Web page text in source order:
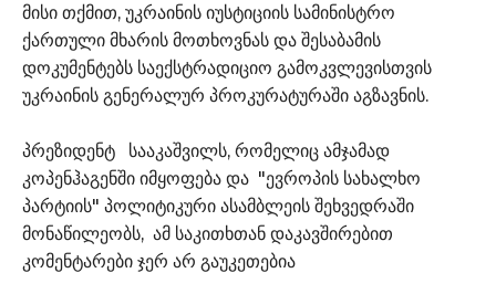
მისი თქმით, უკრაინის იუსტიციის სამინისტრო
ქართული მხარის მოთხოვნას და შესაბამის
დოკუმენტებს საექსტრადიციო გამოკვლევისთვის
უკრაინის გენერალურ პროკურატურაში აგზავნის.
პრეზიდენტ სააკაშვილს, რომელიც ამჯამად
კოპენჰაგენში იმყოფება და "ევროპის სახალხო
პარტიის" პოლიტიკური ასამბლეის შეხვედრაში
მონაწილეობს, ამ საკითხთან დაკავშირებით
კომენტარები ჯერ არ გაუკეთებია